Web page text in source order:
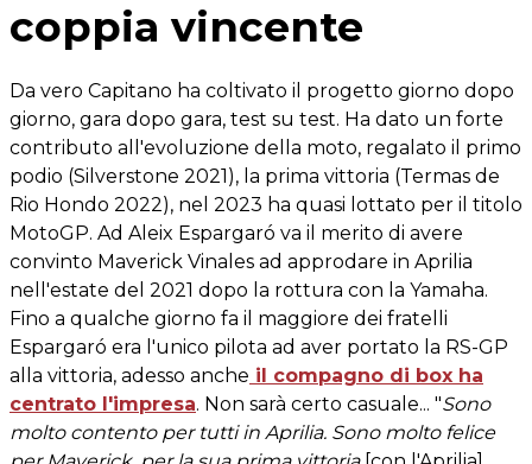
coppia vincente
Da vero Capitano ha coltivato il progetto giorno dopo
giorno, gara dopo gara, test su test. Ha dato un forte
contributo all'evoluzione della moto, regalato il primo
podio (Silverstone 2021), la prima vittoria (Termas de
Rio Hondo 2022), nel 2023 ha quasi lottato per il titolo
MotoGP. Ad Aleix Espargaró va il merito di avere
convinto Maverick Vinales ad approdare in Aprilia
nell'estate del 2021 dopo la rottura con la Yamaha.
Fino a qualche giorno fa il maggiore dei fratelli
Espargaró era l'unico pilota ad aver portato la RS-GP
alla vittoria, adesso anche il compagno di box ha
centrato l'impresa. Non sarà certo casuale... "Sono
molto contento per tutti in Aprilia. Sono molto felice